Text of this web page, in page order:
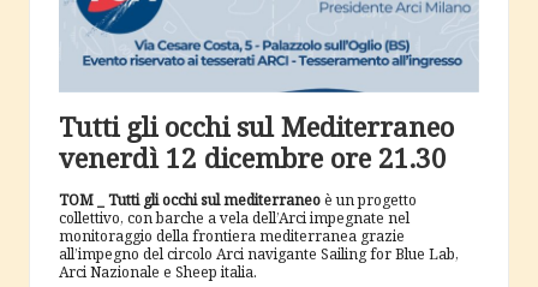
Tutti gli occhi sul Mediterraneo
venerdì 12 dicembre ore 21.30
TOM _ Tutti gli occhi sul mediterraneoè un progetto
collettivo, con barche a vela dell’Arci impegnate nel
monitoraggio della frontiera mediterranea grazie
all’impegno del circolo Arci navigante Sailing for Blue Lab,
Arci Nazionale e Sheep italia.